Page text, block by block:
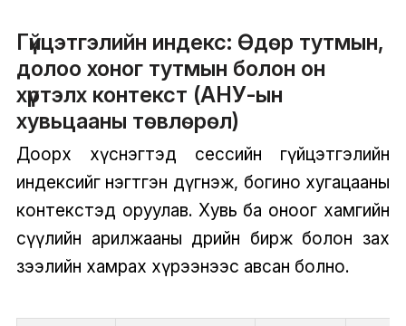
Гүйцэтгэлийн индекс: Өдөр тутмын,
долоо хоног тутмын болон он
хүртэлх контекст (АНУ-ын
хувьцааны төвлөрөл)
Доорх хүснэгтэд сессийн гүйцэтгэлийн
индексийг нэгтгэн дүгнэж, богино хугацааны
контекстэд оруулав. Хувь ба оноог хамгийн
сүүлийн арилжааны өдрийн бирж болон зах
зээлийн хамрах хүрээнээс авсан болно.